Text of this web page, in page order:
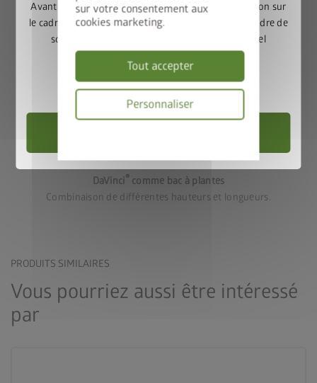
sur votre consentement aux
cookies marketing.
Tout accepter
Personnaliser
confidentialité
DaVinci®comme bac à plantes
Combinaison de différentes hauteurs et longueurs.
PRODUITS SIMILAIRES
Vous pourriez aussi être intéressé
par
AvantGarde ou Neo et bénéficiez de 50% de réduction sur
le cadre de sol assorti. Ajoutez l’abri de jardin et le cadre de
sol au panier, puis saisissez le code promotionnel
Valable jusqu’au 31/08/2026.